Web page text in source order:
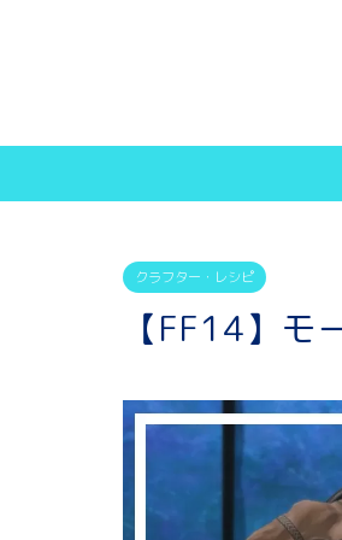
クラフター・レシピ
【FF14】モ